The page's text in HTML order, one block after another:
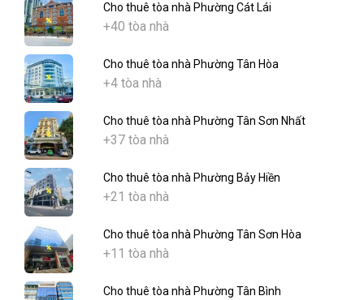
Cho thuê tòa nhà Phường Cát Lái
+40 tòa nhà
Cho thuê tòa nhà Phường Tân Hòa
+4 tòa nhà
Cho thuê tòa nhà Phường Tân Sơn Nhất
+37 tòa nhà
Cho thuê tòa nhà Phường Bảy Hiền
+21 tòa nhà
Cho thuê tòa nhà Phường Tân Sơn Hòa
+11 tòa nhà
Cho thuê tòa nhà Phường Tân Bình